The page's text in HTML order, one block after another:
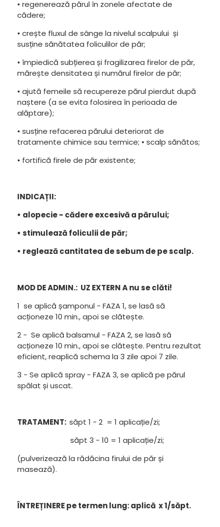
• regenerează părul în zonele afectate de
cădere;
• crește fluxul de sânge la nivelul scalpului și
susține sănătatea foliculilor de păr;
• împiedică subțierea și fragilizarea firelor de păr,
mărește densitatea și numărul firelor de păr;
• ajută femeile să recupereze părul pierdut după
naștere (a se evita folosirea în perioada de
alăptare);
• susține refacerea părului deteriorat de
tratamente chimice sau termice; • scalp sănătos;
• fortifică firele de păr existente;
INDICAȚII:
• alopecie - cădere excesivă a părului;
• stimulează foliculii de păr;
• reglează cantitatea de sebum de pe scalp.
MOD DE ADMIN.: UZ EXTERN A nu se clăti!
1 se aplică șamponul - FAZA 1, se lasă să
acționeze 10 min., apoi se clătește.
2 - Se aplică balsamul - FAZA 2, se lasă să
acționeze 10 min., apoi se clătește. Pentru rezultat
eficient, reaplică schema la 3 zile apoi 7 zile.
3 - Se aplică spray - FAZA 3, se aplică pe părul
spălat și uscat.
TRATAMENT: săpt 1 - 2 = 1 aplicație/zi;
săpt 3 - 10 = 1 aplicație/zi;
(pulverizează la rădăcina firului de păr și
masează).
ÎNTREȚINERE pe termen lung: aplică x 1/săpt.